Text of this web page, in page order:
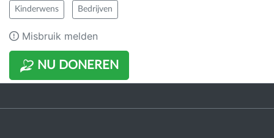
NU DONEREN
Kinderwens Bedrijven
Misbruik melden